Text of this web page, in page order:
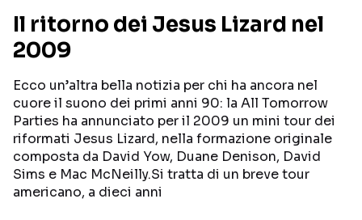
RECENSIONI MUSICALI
INTERVISTE
GOSSIP E CURIOSITÀ
TESTI CANZONI
TALENT SHOW
Seguici sui social
Il ritorno dei Jesus Lizard nel
2009
Ecco un’altra bella notizia per chi ha ancora nel
cuore il suono dei primi anni 90: la All Tomorrow
Parties ha annunciato per il 2009 un mini tour dei
riformati Jesus Lizard, nella formazione originale
composta da David Yow, Duane Denison, David
Sims e Mac McNeilly.Si tratta di un breve tour
americano, a dieci anni